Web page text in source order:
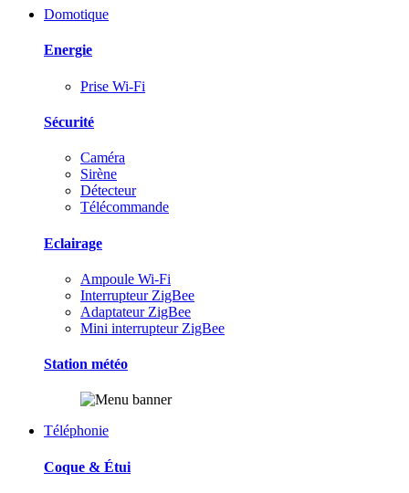
Domotique
Energie
Prise Wi-Fi
Sécurité
Caméra
Sirène
Détecteur
Télécommande
Eclairage
Ampoule Wi-Fi
Interrupteur ZigBee
Adaptateur ZigBee
Mini interrupteur ZigBee
Station météo
Téléphonie
Coque & Étui